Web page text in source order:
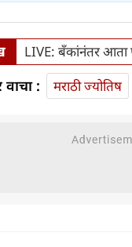
LIVE: बँकांनंतर आता
वाचा : मराठी ज्योतिष